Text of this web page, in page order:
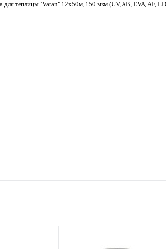
для теплицы "Vatan" 12х50м, 150 мкм (UV, AB, EVA, AF,